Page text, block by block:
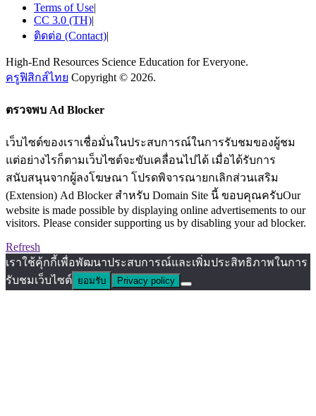
Terms of Use|
CC 3.0 (TH)|
ติดต่อ (Contact)|
High-End Resources Science Education for Everyone.
ครูฟิสิกส์ไทย Copyright © 2026.
ตรวจพบ Ad Blocker
เว็บไซต์ของเราเชื่อมั่นในประสบการณ์ในการรับชมของผู้ชม
แต่อย่างไรก็ตามเว็บไซต์จะขับเคลื่อนไปได้ เมื่อได้รับการ
สนับสนุนจากผู้ลงโฆษณา โปรดพิจารณายกเลิกส่วนเสริม
(Extension) Ad Blocker สำหรับ Domain Site นี้ ขอบคุณครับOur
website is made possible by displaying online advertisements to our
visitors. Please consider supporting us by disabling your ad blocker.
Refresh
เราใช้คุ้กกี้เพื่อพัฒนาประสบการณ์และเพิ่มประสิทธิภาพในการ
รับชมเว็บไซต์ ยอมรับ Privacy policy